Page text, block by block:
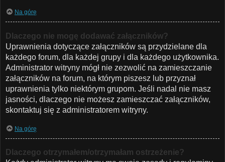
Na górę
Dlaczego nie mogę dodawać załączników?
Uprawnienia dotyczące załączników są przydzielane dla
każdego forum, dla każdej grupy i dla każdego użytkownika.
Administrator witryny mógł nie zezwolić na zamieszczanie
załączników na forum, na którym piszesz lub przyznał
uprawnienia tylko niektórym grupom. Jeśli nadal nie masz
jasności, dlaczego nie możesz zamieszczać załączników,
skontaktuj się z administratorem witryny.
Na górę
Dlaczego otrzymałem/otrzymałam ostrzeżenie?